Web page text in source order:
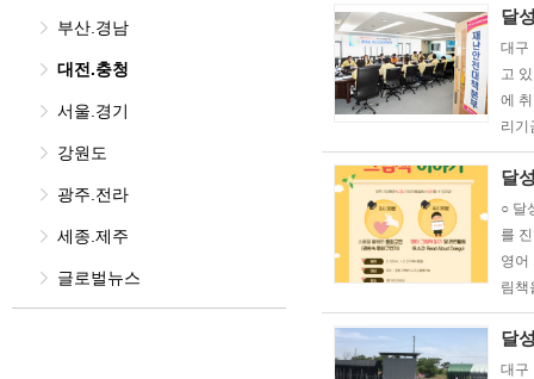
부산.경남
대전.충청
서울.경기
강원도
광주.전라
세종.제주
글로벌뉴스
달
대구
고
에
리기
달
○ 달
를
영어
림책
달
대구